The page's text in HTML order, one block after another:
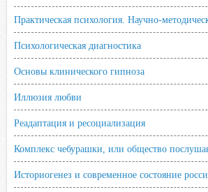
Практическая психология. Научно-
Психологическая диагностика
Основы клинического гипноза
Иллюзия любви
Реадаптация и ресоциализация
Комплекс чебурашки, или общество
Историогенез и современное состояние